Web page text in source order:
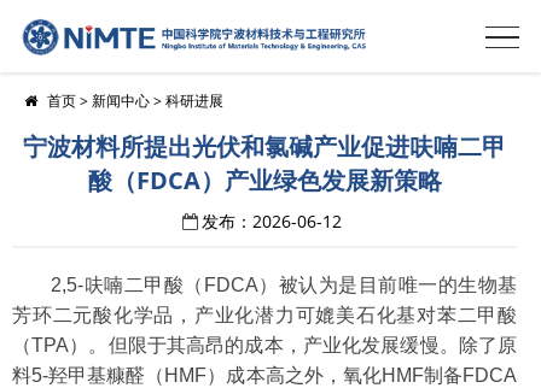
首页>新闻中心>科研进展
宁波材料所提出光伏和氯碱产业促进呋喃二甲
酸（FDCA）产业绿色发展新策略
发布：2026-06-12
2,5-呋喃二甲酸（FDCA）被认为是目前唯一的生物基
芳环二元酸化学品，产业化潜力可媲美石化基对苯二甲酸
（TPA）。但限于其高昂的成本，产业化发展缓慢。除了原
料5-羟甲基糠醛（HMF）成本高之外，氧化HMF制备FDCA